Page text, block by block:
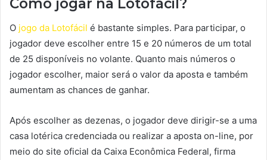
Como jogar na Lotofácil?
O jogo da Lotofácil é bastante simples. Para participar, o
jogador deve escolher entre 15 e 20 números de um total
de 25 disponíveis no volante. Quanto mais números o
jogador escolher, maior será o valor da aposta e também
aumentam as chances de ganhar.
Após escolher as dezenas, o jogador deve dirigir-se a uma
casa lotérica credenciada ou realizar a aposta on-line, por
meio do site oficial da Caixa Econômica Federal, firma